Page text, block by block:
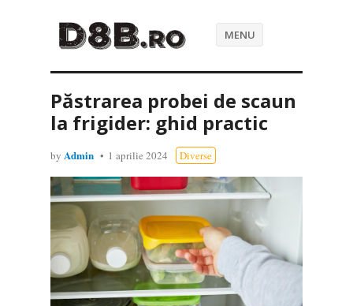
MENU
Păstrarea probei de scaun
la frigider: ghid practic
by Admin 1 aprilie 2024 Diverse